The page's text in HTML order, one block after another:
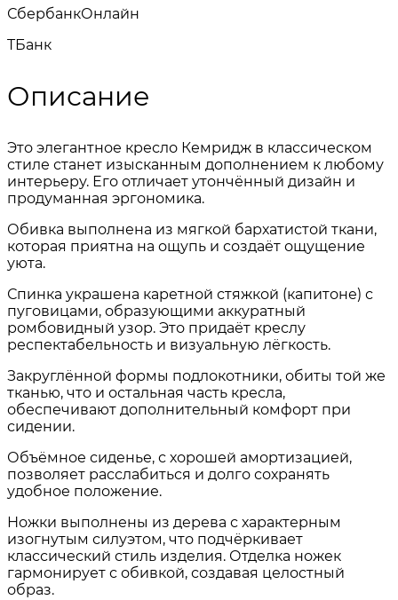
СбербанкОнлайн
TБанк
Описание
Это элегантное кресло Кемридж в классическом
стиле станет изысканным дополнением к любому
интерьеру. Его отличает утончённый дизайн и
продуманная эргономика.
Обивка выполнена из мягкой бархатистой ткани,
которая приятна на ощупь и создаёт ощущение
уюта.
Спинка украшена каретной стяжкой (капитоне) с
пуговицами, образующими аккуратный
ромбовидный узор. Это придаёт креслу
респектабельность и визуальную лёгкость.
Закруглённой формы подлокотники, обиты той же
тканью, что и остальная часть кресла,
обеспечивают дополнительный комфорт при
сидении.
Объёмное сиденье, с хорошей амортизацией,
позволяет расслабиться и долго сохранять
удобное положение.
Ножки выполнены из дерева с характерным
изогнутым силуэтом, что подчёркивает
классический стиль изделия. Отделка ножек
гармонирует с обивкой, создавая целостный
образ.